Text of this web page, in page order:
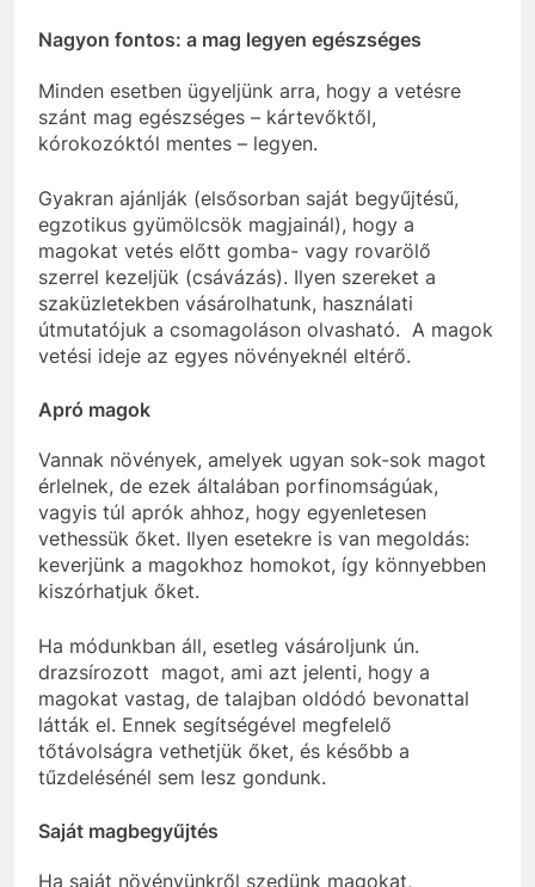
Nagyon fontos: a mag legyen egészséges
Minden esetben ügyeljünk arra, hogy a vetésre
szánt mag egészséges – kártevőktől,
kórokozóktól mentes – legyen.
Gyakran ajánlják (elsősorban saját begyűjtésű,
egzotikus gyümölcsök magjainál), hogy a
magokat vetés előtt gomba- vagy rovarölő
szerrel kezeljük (csávázás). Ilyen szereket a
szaküzletekben vásárolhatunk, használati
útmutatójuk a csomagoláson olvasható. A magok
vetési ideje az egyes növényeknél eltérő.
Apró magok
Vannak növények, amelyek ugyan sok-sok magot
érlelnek, de ezek általában porfinomságúak,
vagyis túl aprók ahhoz, hogy egyenletesen
vethessük őket. Ilyen esetekre is van megoldás:
keverjünk a magokhoz homokot, így könnyebben
kiszórhatjuk őket.
Ha módunkban áll, esetleg vásároljunk ún.
drazsírozott magot, ami azt jelenti, hogy a
magokat vastag, de talajban oldódó bevonattal
látták el. Ennek segítségével megfelelő
tőtávolságra vethetjük őket, és később a
tűzdelésénél sem lesz gondunk.
Saját magbegyűjtés
Ha saját növényünkről szedünk magokat,